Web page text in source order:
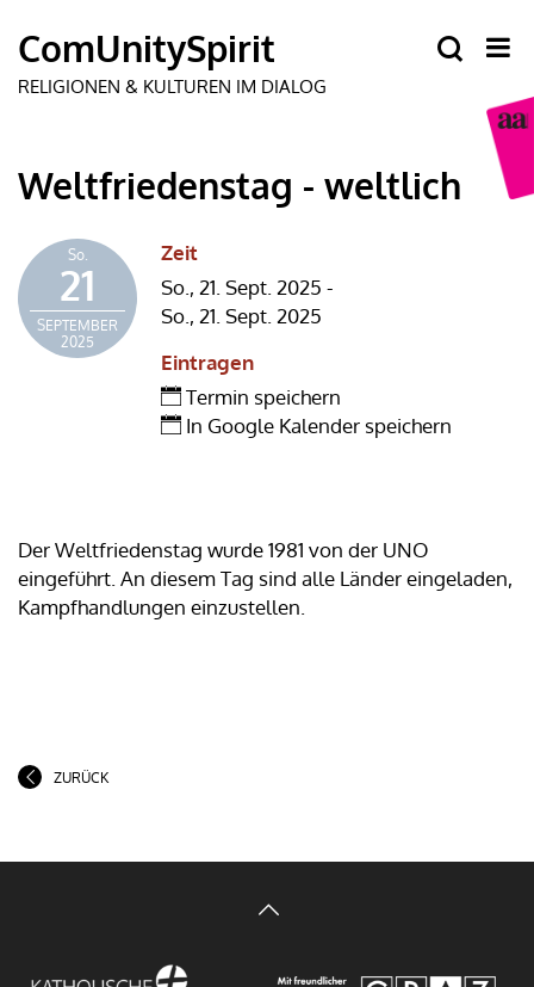
Weltfriedenstag - weltlich
So.
21
SEPTEMBER
2025
Zeit
So., 21. Sept. 2025 -
So., 21. Sept. 2025
Eintragen
Termin speichern
In Google Kalender speichern
Der Weltfriedenstag wurde 1981 von der UNO
eingeführt. An diesem Tag sind alle Länder eingeladen,
Kampfhandlungen einzustellen.
ZURÜCK